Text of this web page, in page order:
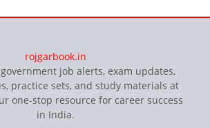
rojgarbook.in
job alerts, exam updates,
practice sets, and study materials at
one-stop resource for career success
in India.